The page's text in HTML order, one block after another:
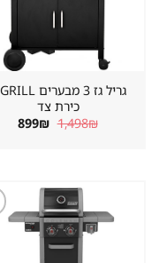
גריל גז 3 מבערים GRILL +
כירת צד
1,498 המחיר
המקורי
899 ₪ המחיר
הנוכחי